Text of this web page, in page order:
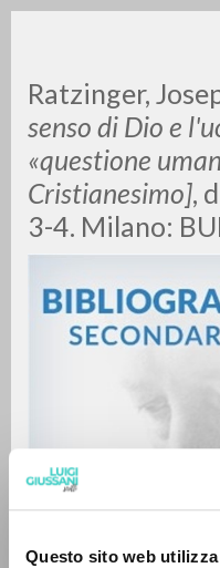
Questo sito web
Ratzinger,
senso di Dio e
«questione
Cristianesimo],
3-4. Milano: